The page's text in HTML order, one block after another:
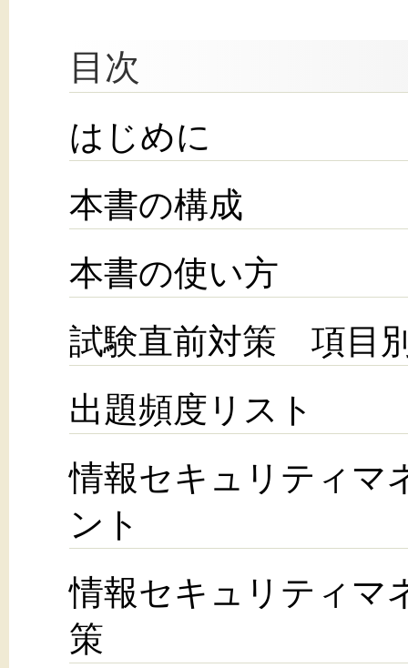
目次
はじめに
本書の構成
本書の使い方
試験直前対策 項目
出題頻度リスト
情報セキュリティマ
ント
情報セキュリティマ
策